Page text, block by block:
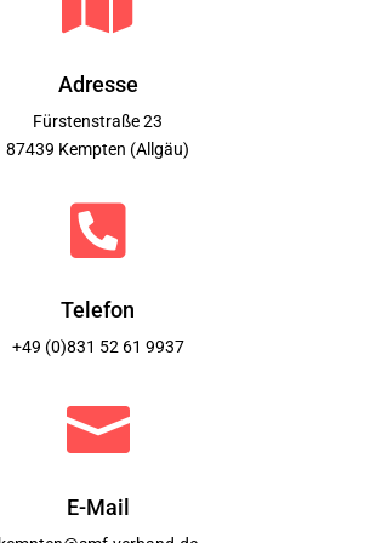
Adresse
Fürstenstraße 23
87439 Kempten (Allgäu)

Telefon
+49 (0)831 52 61 9937

E-Mail